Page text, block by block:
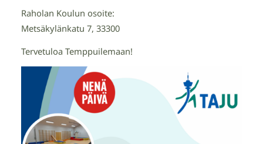
Raholan Koulun osoite:
Metsäkylänkatu 7, 33300
Tervetuloa Temppuilemaan!